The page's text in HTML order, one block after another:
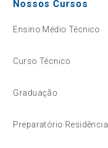
Nossos Cursos
Ensino Médio Técnico
Curso Técnico
Graduação
Preparatório Residência